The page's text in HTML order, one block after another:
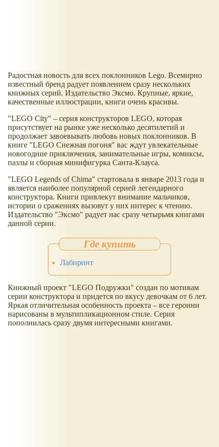
Радостная новость для всех поклонников Lego. Всемирно
известный бренд радует появлением сразу нескольких
книжных серий. Издательство Эксмо. Крупные, яркие,
качественные иллюстрации, книги очень красивы.
"LEGO City" – серия конструкторов LEGO, которая
присутствует на рынке уже несколько десятилетий и
продолжает завоевывать любовь новых поклонников. В
книге "LEGO Снежная погоня" вас ждут увлекательные
новогодние приключения, занимательные игры, комиксы,
пазлы и сборная минифигурка Санта-Клауса.
"LEGO Legends of Chima" стартовала в январе 2013 года и
является наиболее популярной серией легендарного
конструктора. Книги привлекут внимание мальчиков,
истории о сражениях вызовут у них интерес к чтению.
Издательство "Эксмо" радует нас сразу четырьмя книгами
данной серии.
Лабиринт
Книжный проект "LEGO Подружки" создан по мотивам
серии конструктора и придется по вкусу девочкам от 6 лет.
Яркая отличительная особенность проекта – все героини
нарисованы в мультипликационном стиле. Серия
пополнилась сразу двумя интересными книгами.